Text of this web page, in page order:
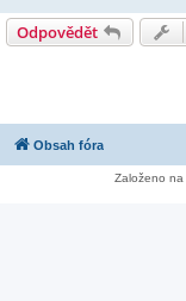
Odpovědět
Obsah fóra
Založeno na